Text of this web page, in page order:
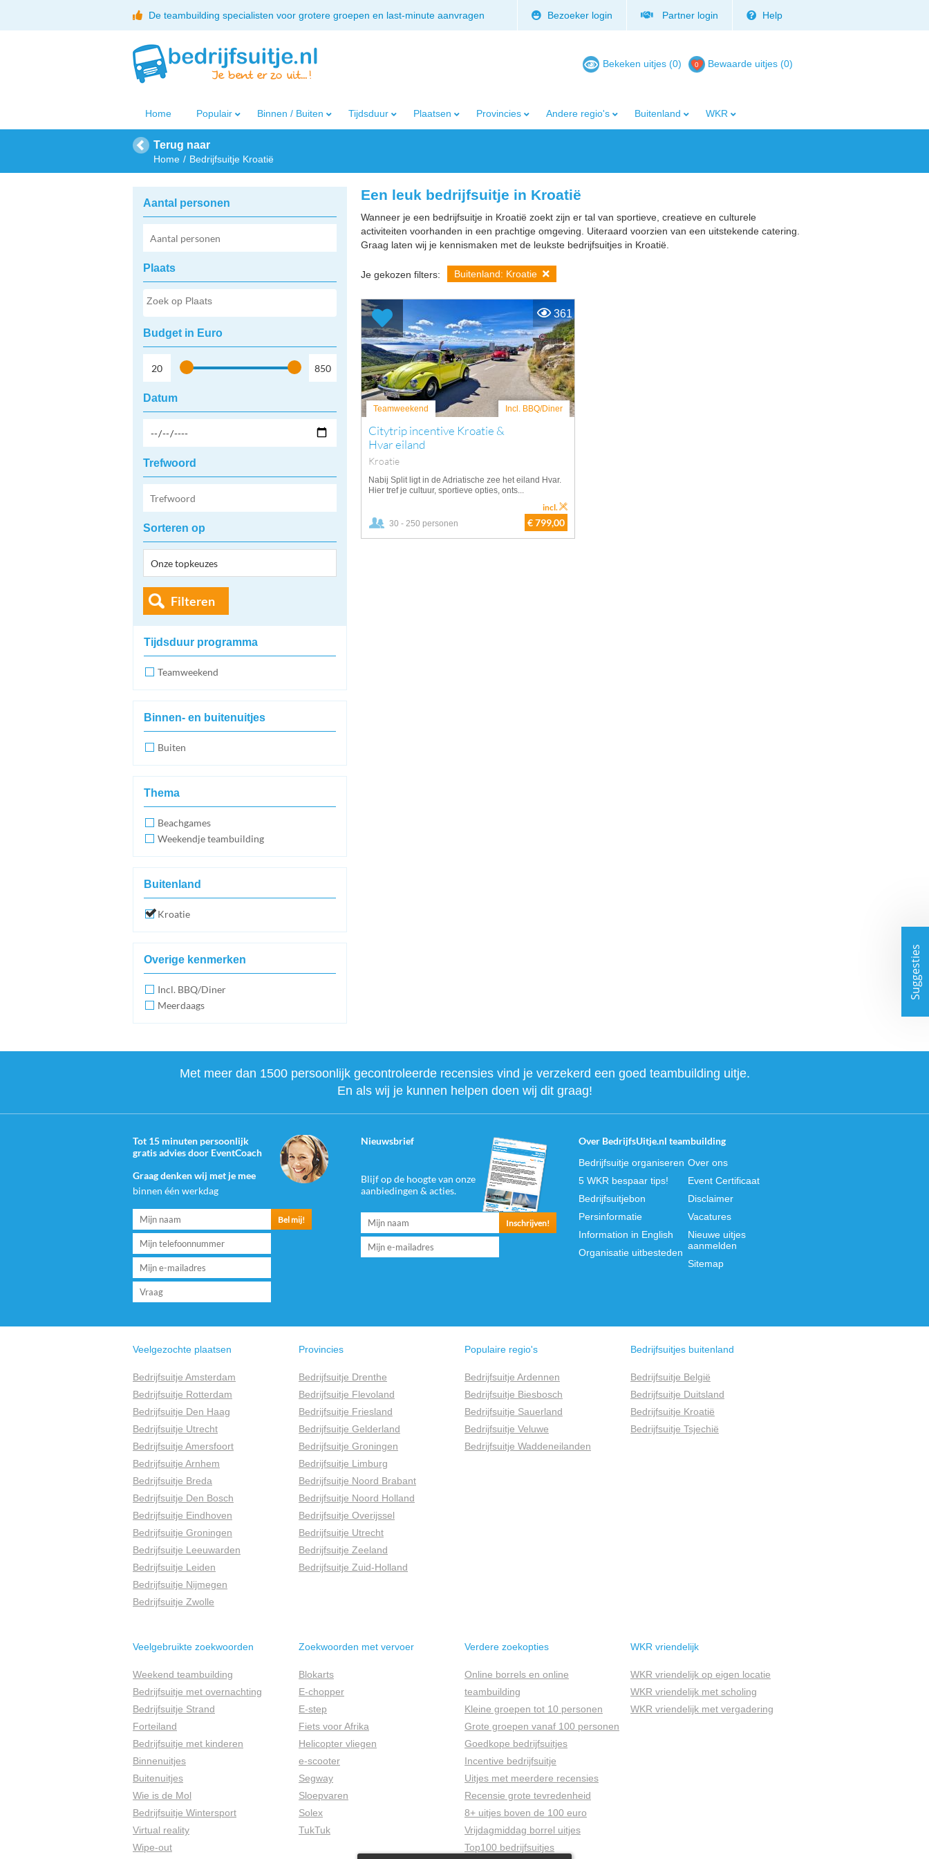
De teambuilding specialisten voor grotere groepen en last-minute aanvragen Bezoeker login Partner login Help
Bekeken uitjes (0) Bewaarde uitjes (0)
Home Populair Binnen / Buiten Tijdsduur Plaatsen Provincies Andere regio's Buitenland WKR
Terug naar
Home Bedrijfsuitje Kroatië
Aantal personen
Plaats
Budget in Euro
Datum
Trefwoord
Sorteren op
Filteren
Tijdsduur programma
Teamweekend
Binnen- en buitenuitjes
Buiten
Thema
Beachgames
Weekendje teambuilding
Buitenland
Kroatie
Overige kenmerken
Incl. BBQ/Diner
Meerdaags
Een leuk bedrijfsuitje in Kroatië
Wanneer je een bedrijfsuitje in Kroatië zoekt zijn er tal van sportieve, creatieve en culturele
activiteiten voorhanden in een prachtige omgeving. Uiteraard voorzien van een uitstekende catering.
Graag laten wij je kennismaken met de leukste bedrijfsuitjes in Kroatië.
Je gekozen filters: Buitenland: Kroatie
Teamweekend Incl. BBQ/Diner
Citytrip incentive Kroatie &
Hvar eiland
Kroatie
Nabij Split ligt in de Adriatische zee het eiland Hvar.
Hier tref je cultuur, sportieve opties, onts...
30 - 250 personen € 799,00
incl.
361
Met meer dan 1500 persoonlijk gecontroleerde recensies vind je verzekerd een goed teambuilding uitje.
En als wij je kunnen helpen doen wij dit graag!
Tot 15 minuten persoonlijk
gratis advies door EventCoach
Graag denken wij met je mee
binnen één werkdag
Nieuwsbrief
Blijf op de hoogte van onze
aanbiedingen & acties.
Over BedrijfsUitje.nl teambuilding
Bedrijfsuitje organiseren
5 WKR bespaar tips!
Bedrijfsuitjebon
Persinformatie
Information in English
Organisatie uitbesteden
Over ons
Event Certificaat
Disclaimer
Vacatures
Nieuwe uitjes
aanmelden
Sitemap
Veelgezochte plaatsen
Bedrijfsuitje Amsterdam
Bedrijfsuitje Rotterdam
Bedrijfsuitje Den Haag
Bedrijfsuitje Utrecht
Bedrijfsuitje Amersfoort
Bedrijfsuitje Arnhem
Bedrijfsuitje Breda
Bedrijfsuitje Den Bosch
Bedrijfsuitje Eindhoven
Bedrijfsuitje Groningen
Bedrijfsuitje Leeuwarden
Bedrijfsuitje Leiden
Bedrijfsuitje Nijmegen
Bedrijfsuitje Zwolle
Provincies
Bedrijfsuitje Drenthe
Bedrijfsuitje Flevoland
Bedrijfsuitje Friesland
Bedrijfsuitje Gelderland
Bedrijfsuitje Groningen
Bedrijfsuitje Limburg
Bedrijfsuitje Noord Brabant
Bedrijfsuitje Noord Holland
Bedrijfsuitje Overijssel
Bedrijfsuitje Utrecht
Bedrijfsuitje Zeeland
Bedrijfsuitje Zuid-Holland
Populaire regio's
Bedrijfsuitje Ardennen
Bedrijfsuitje Biesbosch
Bedrijfsuitje Sauerland
Bedrijfsuitje Veluwe
Bedrijfsuitje Waddeneilanden
Bedrijfsuitjes buitenland
Bedrijfsuitje België
Bedrijfsuitje Duitsland
Bedrijfsuitje Kroatië
Bedrijfsuitje Tsjechië
Veelgebruikte zoekwoorden
Weekend teambuilding
Bedrijfsuitje met overnachting
Bedrijfsuitje Strand
Forteiland
Bedrijfsuitje met kinderen
Binnenuitjes
Buitenuitjes
Wie is de Mol
Bedrijfsuitje Wintersport
Virtual reality
Wipe-out
Zoekwoorden met vervoer
Blokarts
E-chopper
E-step
Fiets voor Afrika
Helicopter vliegen
e-scooter
Segway
Sloepvaren
Solex
TukTuk
Verdere zoekopties
Online borrels en online
teambuilding
Kleine groepen tot 10 personen
Grote groepen vanaf 100 personen
Goedkope bedrijfsuitjes
Incentive bedrijfsuitje
Uitjes met meerdere recensies
Recensie grote tevredenheid
8+ uitjes boven de 100 euro
Vrijdagmiddag borrel uitjes
Top100 bedrijfsuitjes
WKR vriendelijk
WKR vriendelijk op eigen locatie
WKR vriendelijk met scholing
WKR vriendelijk met vergadering
Suggesties